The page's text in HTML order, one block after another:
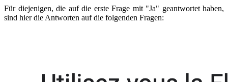
Für diejenigen, die auf die erste Frage mit "Ja" geantwortet haben,
sind hier die Antworten auf die folgenden Fragen: